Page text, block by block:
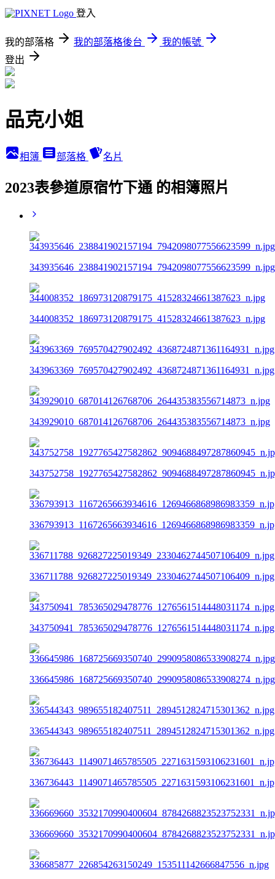
登入
我的部落格 我的部落格後台
我的帳號
登出
品克小姐
相簿 部落格 名片
2023表參道原宿竹下通 的相簿照片
343935646_238841902157194_7942098077556623599_n.jpg
344008352_186973120879175_41528324661387623_n.jpg
343963369_769570427902492_4368724871361164931_n.jpg
343929010_687014126768706_264435383556714873_n.jpg
336711788_926827225019349_2330462744507106409_n.jpg
343750941_785365029478776_1276561514448031174_n.jpg
336645986_168725669350740_2990958086533908274_n.jpg
336544343_989655182407511_2894512824715301362_n.jpg